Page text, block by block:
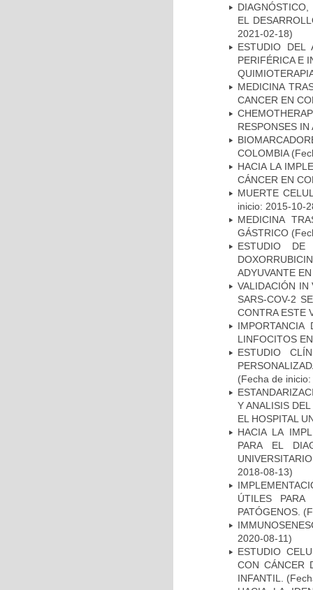
EL
2021-02-18)
ESTUDIO DEL
PERIFÉRICA E
MEDICINA
CANCER EN
RESPONSES IN
COLOMBIA
HACIA LA
CÁNCER EN
MUERTE
inicio: 2015-10-
MEDICINA
GÁSTRICO
ESTUDIO DE
ADYUVANTE
VALIDACIÓN IN
SARS-COV-2
CONTRA ESTE
LINFOCITOS
ESTUDIO
(Fecha de
Y ANALISIS
EL HOSPITAL
HACIA LA
PARA EL
2018-08-13)
ÚTILES
PATÓGENOS.
2020-08-11)
ESTUDIO
CON CÁNCER
INFANTIL.